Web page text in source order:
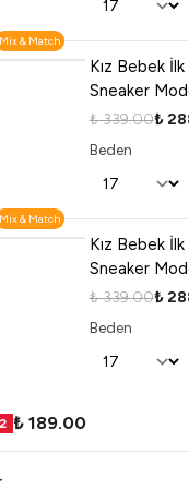
Mix & Match
Kız Bebek
Sneaker
₺ 339.00₺
Beden
Mix & Match
Kız Bebek İlk
Sneaker
₺ 339.00₺
Beden
₺ 189.00